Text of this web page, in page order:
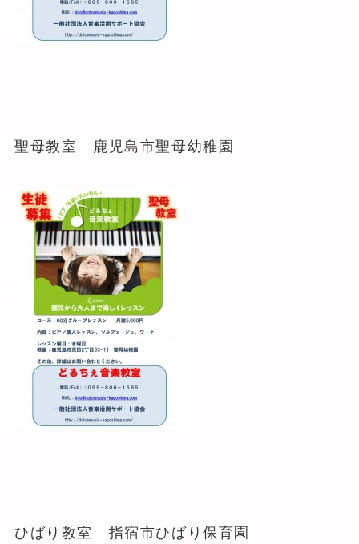
聖母教室 鹿児島市聖母幼稚園
ひばり教室 指宿市ひばり保育園